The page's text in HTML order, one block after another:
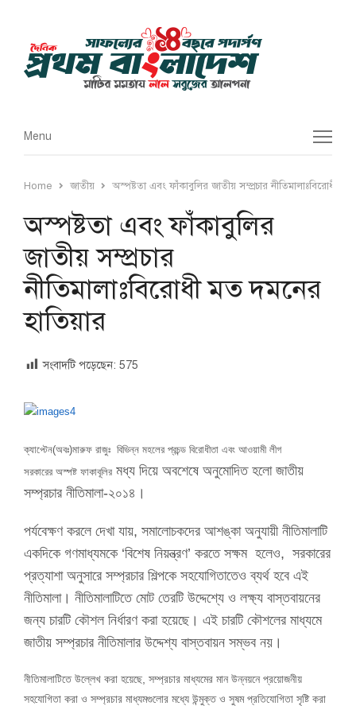
Menu
Menu
Home জাতীয় অস্পষ্টতা এবং ফাঁকাবুলির জাতীয় সম্প্রচার নীতিমালাঃবিরোধী
অস্পষ্টতা এবং ফাঁকাবুলির
জাতীয় সম্প্রচার
নীতিমালাঃবিরোধী মত দমনের
হাতিয়ার
সংবাদটি পড়েছেন: 575
ক্যাপ্টেন(অবঃ)মারুফ রাজুঃ বিভিন্ন মহলের প্রচন্ড বিরোধীতা এবং আওয়ামী লীগ
সরকারের অস্পষ্ট ফাকাবূলিরমধ্য দিয়ে অবশেষে অনুমোদিত হলো জাতীয়
সম্প্রচার নীতিমালা-২০১৪।
পর্যবেক্ষণ করলে দেখা যায়, সমালোচকদের আশঙ্কা অনুযায়ী নীতিমালাটি
একদিকে গণমাধ্যমকে ‘বিশেষ নিয়ন্ত্রণ’ করতে সক্ষম হলেও, সরকারের
প্রত্যাশা অনুসারে সম্প্রচার শিল্পকে সহযোগিতাতেও ব্যর্থ হবে এই
নীতিমালা। নীতিমালাটিতে মোট তেরটি উদ্দেশ্যে ও লক্ষ্য বাস্তবায়নের
জন্য চারটি কৌশল নির্ধারণ করা হয়েছে। এই চারটি কৌশলের মাধ্যমে
জাতীয় সম্প্রচার নীতিমালার উদ্দেশ্য বাস্তবায়ন সম্ভব নয়।
নীতিমালাটিতে উল্লেখ করা হয়েছে, সম্প্রচার মাধ্যমের মান উন্নয়নে প্রয়োজনীয়
সহযোগিতা করা ও সম্প্রচার মাধ্যমগুলোর মধ্যে উন্মুক্ত ও সুষম প্রতিযোগিতা সৃষ্টি করা